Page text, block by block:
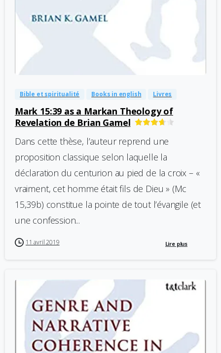
Bible et spiritualité Books in english Livres
Mark 15:39 as a Markan Theology of
Revelation de Brian Gamel
Dans cette thèse, l’auteur reprend une
proposition classique selon laquelle la
déclaration du centurion au pied de la croix – «
vraiment, cet homme était fils de Dieu » (Mc
15,39b) constitue la pointe de tout l’évangile (et
une confession...
11 avril 2019 Lire plus